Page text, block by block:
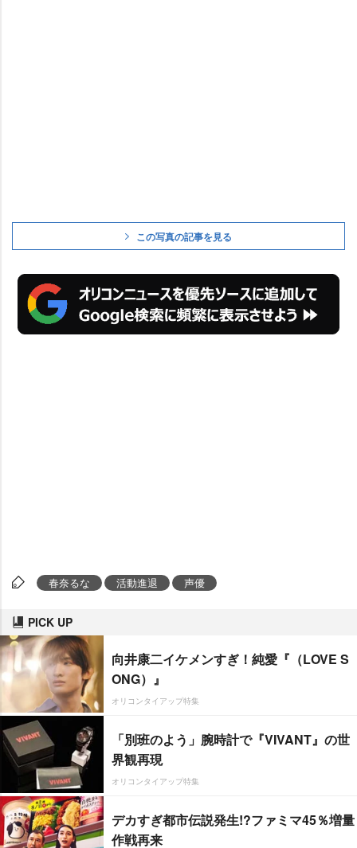
この写真の記事を見る
春奈るな 活動進退 声優
PICK UP
向井康二イケメンすぎ！純愛『（LOVE S
ONG）』
オリコンタイアップ特集
「別班のよう」腕時計で『VIVANT』の世
界観再現
オリコンタイアップ特集
デカすぎ都市伝説発生!?ファミマ45％増量
作戦再来